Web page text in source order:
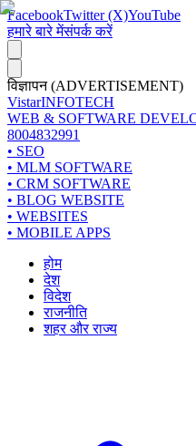
FacebookTwitter (X)YouTube
हमारे बारे मेंसंपर्क करें
विज्ञापन (ADVERTISEMENT)
VistarINFOTECH
WEB & SOFTWARE
8004832991
• SEO
• MLM SOFTWARE
• CRM SOFTWARE
• BLOG WEBSITE
• WEBSITES
• MOBILE APPS
होम
देश
विदेश
राजनीति
शहर और राज्य